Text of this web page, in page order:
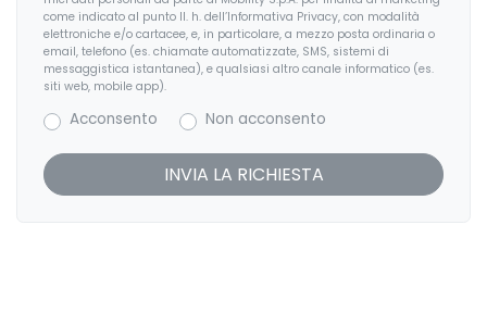
Fari automatici
Finestrini elettrici con apertura/chiusura one-touch
Freno di stazionamento elettrico (epb)
Ganci nel vano di carico
Hill launch assist - assistenza per partenza in salita
come indicato al punto II. h. dell’Informativa Privacy, con modalità
elettroniche e/o cartacee, e, in particolare, a mezzo posta ordinaria o
email, telefono (es. chiamate automatizzate, SMS, sistemi di
messaggistica istantanea), e qualsiasi altro canale informatico (es.
siti web, mobile app).
Acconsento Non acconsento